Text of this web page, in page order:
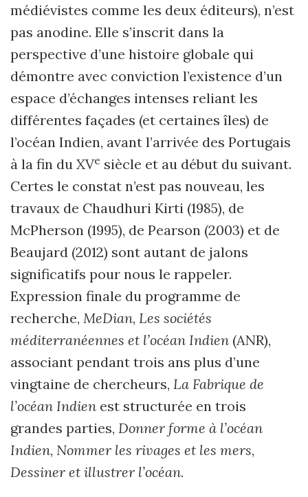
médiévistes comme les deux éditeurs), n’est
pas anodine. Elle s’inscrit dans la
perspective d’une histoire globale qui
démontre avec conviction l’existence d’un
espace d’échanges intenses reliant les
différentes façades (et certaines îles) de
l’océan Indien, avant l’arrivée des Portugais
à la fin du XVe siècle et au début du suivant.
Certes le constat n’est pas nouveau, les
travaux de Chaudhuri Kirti (1985), de
McPherson (1995), de Pearson (2003) et de
Beaujard (2012) sont autant de jalons
significatifs pour nous le rappeler.
Expression finale du programme de
recherche, MeDian, Les sociétés
méditerranéennes et l’océan Indien (ANR),
associant pendant trois ans plus d’une
vingtaine de chercheurs, La Fabrique de
l’océan Indien est structurée en trois
grandes parties, Donner forme à l’océan
Indien, Nommer les rivages et les mers,
Dessiner et illustrer l’océan.